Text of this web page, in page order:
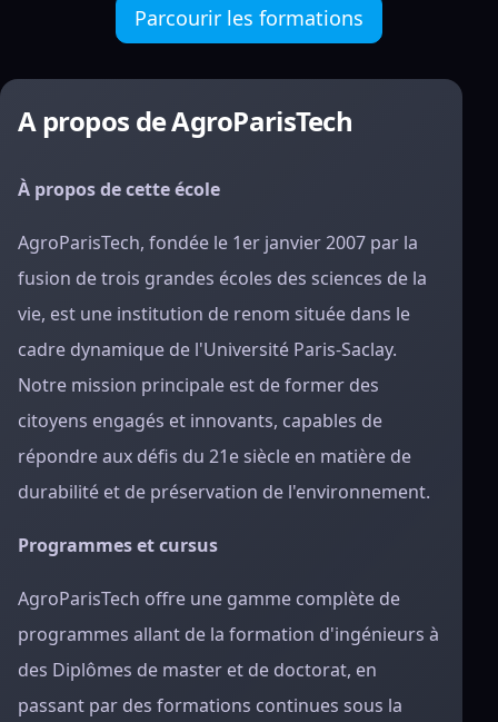
Parcourir les formations
A propos de AgroParisTech
À propos de cette école
AgroParisTech, fondée le 1er janvier 2007 par la
fusion de trois grandes écoles des sciences de la
vie, est une institution de renom située dans le
cadre dynamique de l'Université Paris-Saclay.
Notre mission principale est de former des
citoyens engagés et innovants, capables de
répondre aux défis du 21e siècle en matière de
durabilité et de préservation de l'environnement.
Programmes et cursus
AgroParisTech offre une gamme complète de
programmes allant de la formation d'ingénieurs à
des Diplômes de master et de doctorat, en
passant par des formations continues sous la